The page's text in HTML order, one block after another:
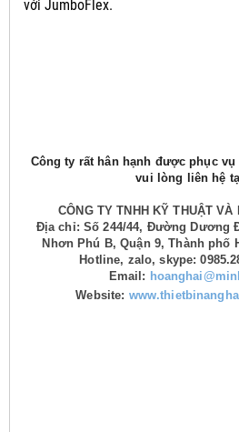
với JumboFlex.
Công ty rất hân hạnh được phục
vui lòng liên hệ
CÔNG TY TNHH KỸ THUẬT VÀ
Địa chỉ: Số 244/44, Đường Dương
Nhơn Phú B, Quận 9, Thành phố
Hotline, zalo, skype:
Email:
Website: